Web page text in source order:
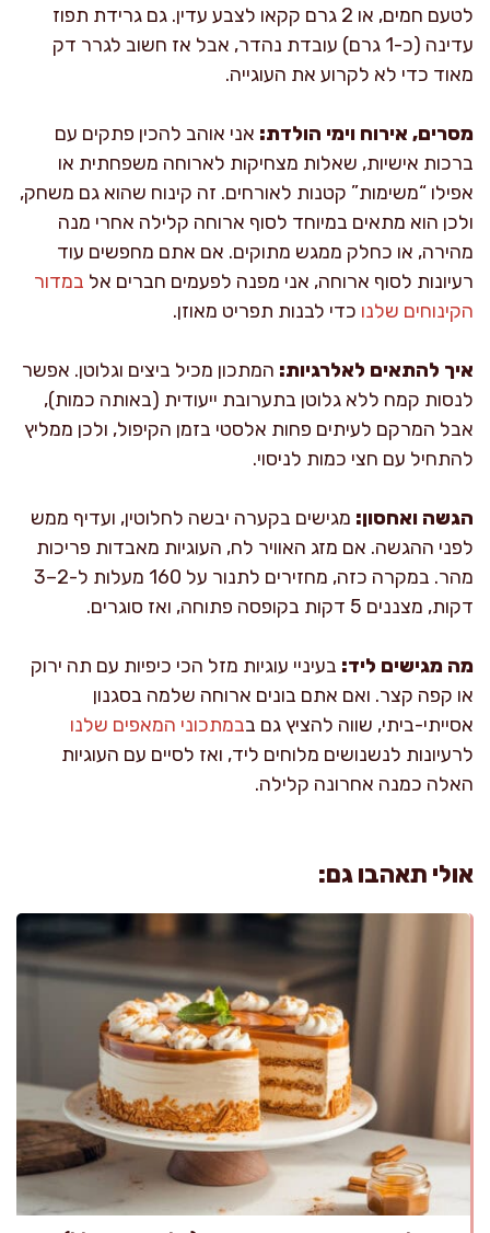
לטעם חמים, או 2 גרם קקאו לצבע עדין. גם גרידת תפוז
עדינה (כ-1 גרם) עובדת נהדר, אבל אז חשוב לגרר דק
מאוד כדי לא לקרוע את העוגייה.
מסרים, אירוח וימי הולדת: אני אוהב להכין פתקים עם
ברכות אישיות, שאלות מצחיקות לארוחה משפחתית או
אפילו “משימות” קטנות לאורחים. זה קינוח שהוא גם משחק,
ולכן הוא מתאים במיוחד לסוף ארוחה קלילה אחרי מנה
מהירה, או כחלק ממגש מתוקים. אם אתם מחפשים עוד
רעיונות לסוף ארוחה, אני מפנה לפעמים חברים אל במדור
הקינוחים שלנו כדי לבנות תפריט מאוזן.
איך להתאים לאלרגיות: המתכון מכיל ביצים וגלוטן. אפשר
לנסות קמח ללא גלוטן בתערובת ייעודית (באותה כמות),
אבל המרקם לעיתים פחות אלסטי בזמן הקיפול, ולכן ממליץ
להתחיל עם חצי כמות לניסוי.
הגשה ואחסון: מגישים בקערה יבשה לחלוטין, ועדיף ממש
לפני ההגשה. אם מזג האוויר לח, העוגיות מאבדות פריכות
מהר. במקרה כזה, מחזירים לתנור על 160 מעלות ל-2–3
דקות, מצננים 5 דקות בקופסה פתוחה, ואז סוגרים.
מה מגישים ליד: בעיניי עוגיות מזל הכי כיפיות עם תה ירוק
או קפה קצר. ואם אתם בונים ארוחה שלמה בסגנון
אסייתי-ביתי, שווה להציץ גם בבמתכוני המאפים שלנו
לרעיונות לנשנושים מלוחים ליד, ואז לסיים עם העוגיות
האלה כמנה אחרונה קלילה.
אולי תאהבו גם: